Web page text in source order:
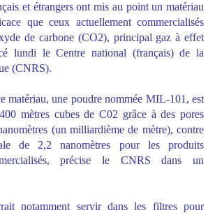
et étrangers ont mis au point un matériau
que ceux actuellement commercialisés
de carbone (CO2), principal gaz à effet
lundi le Centre national (français) de la
(CNRS).
matériau, une poudre nommée MIL-101, est
mètres cubes de C02 grâce à des pores
(un milliardième de mètre), contre
de 2,2 nanomètres pour les produits
précise le CNRS dans un
notamment servir dans les filtres pour